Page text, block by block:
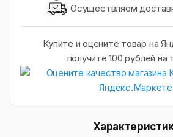
Осуществляем
Купите и оцените товар на
получите 100 рублей на